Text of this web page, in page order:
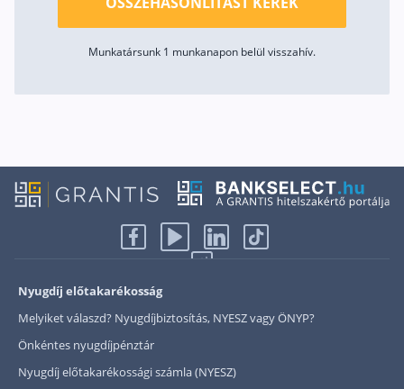
Munkatársunk 1 munkanapon belül visszahív.
Nyugdíj előtakarékosság
Melyiket válaszd? Nyugdíjbiztosítás, NYESZ vagy ÖNYP?
Önkéntes nyugdíjpénztár
Nyugdíj előtakarékossági számla (NYESZ)
Privacy policy
more information about the cookies we use open the settings.
Accept all No, adjust